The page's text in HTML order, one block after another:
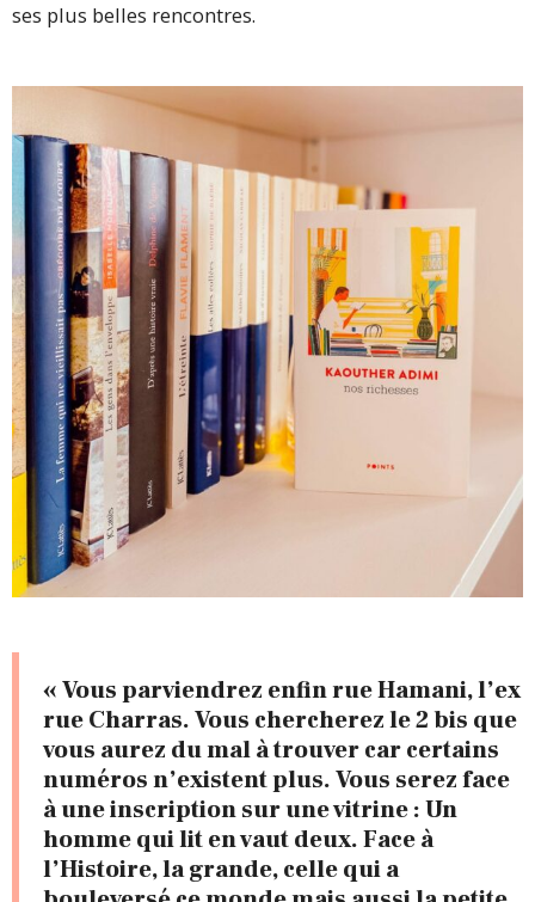
ses plus belles rencontres.
« Vous parviendrez enfin rue Hamani, l’ex
rue Charras. Vous chercherez le 2 bis que
vous aurez du mal à trouver car certains
numéros n’existent plus. Vous serez face
à une inscription sur une vitrine : Un
homme qui lit en vaut deux. Face à
l’Histoire, la grande, celle qui a